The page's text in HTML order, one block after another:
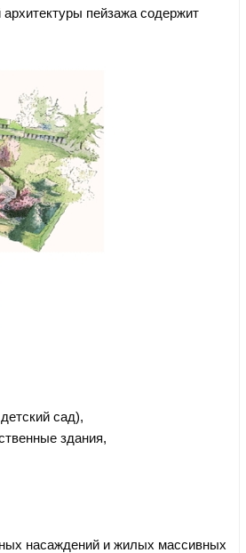
пейзажа содержит
сад),
здания,
насаждений и жилых массивных